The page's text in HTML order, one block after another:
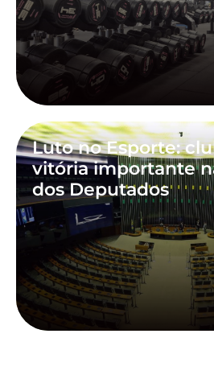
Luto no Esporte:
vitória importante
dos Deputados